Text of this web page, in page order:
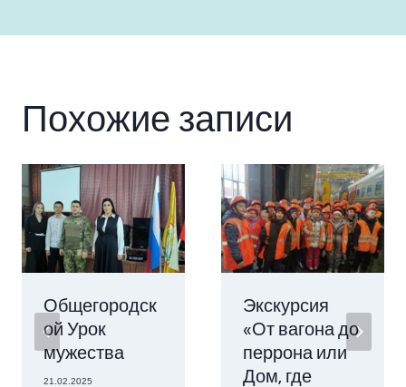
Похожие записи
Общегородск
ой Урок
мужества
21.02.2025
Экскурсия
«От вагона до
перрона или
Дом, где